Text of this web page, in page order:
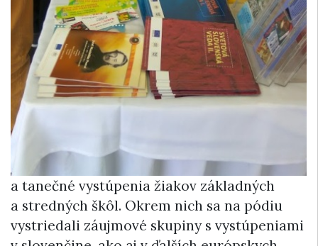
a tanečné vystúpenia žiakov základných
a stredných škôl. Okrem nich sa na pódiu
vystriedali záujmové skupiny s vystúpeniami